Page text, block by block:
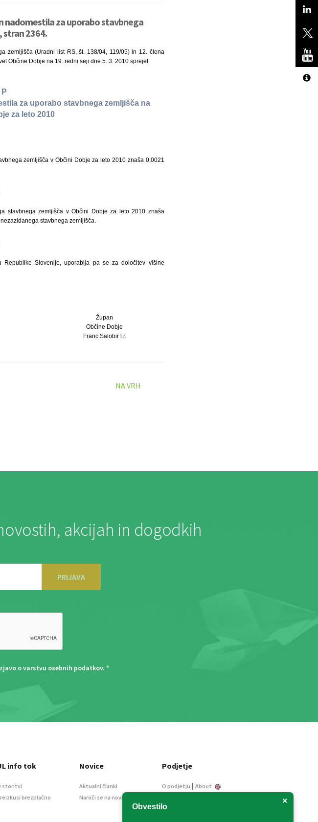
nadomestila za uporabo stavbnega
stran 2364.
zemljišča (Uradni list RS, št. 138/04, 119/05) in 12. člena
Občine Dobje na 19. redni seji dne 5. 3. 2010 sprejel
za uporabo stavbnega zemljišča na
za leto 2010
zemljišča v Občini Dobje za leto 2010 znaša 0,0021
stavbnega zemljišča v Občini Dobje za leto 2010 znaša
stavbnega zemljišča.
Slovenije, uporablja pa se za določitev višine
Župan
Občine Dobje
Franc Salobir l.r.
NA VRH
akcijah in dogodkih
PRIJAVA
o varstvu osebnih podatkov. *
×
Obvestilo
info tok
storitvi
brezplačno
Novice
Aktualni članki
Naroči se na novice
Podjetje
O podjetju | About
Informacije javnega